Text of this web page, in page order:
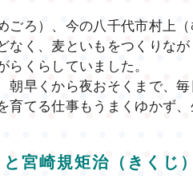
ろ）、今の八千代市村上
なく、麦といもをつくりな
らくらしていました。
朝早くから夜おそくまで、
育てる仕事もうまくゆかず、
宮崎規矩治（きくじ